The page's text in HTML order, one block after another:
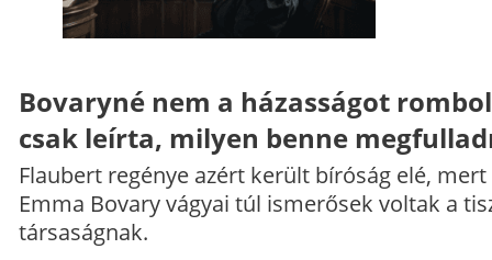
Bovaryné nem a házasságot
csak leírta, milyen benne
Flaubert regénye azért került bíróság elé, mert
Emma Bovary vágyai túl ismerősek voltak a
társaságnak.